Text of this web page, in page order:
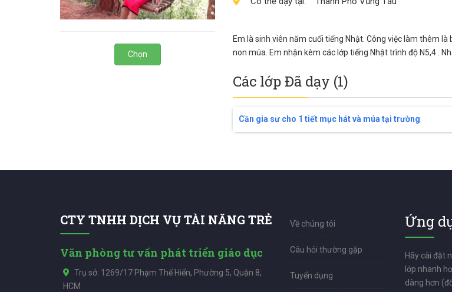
Chọn
Em là sinh viên năm cuối tiếng Nhật. Công việc làm thêm
non múa. Em nhận kèm các lớp tiếng Nhật trình độ N5,4 .
Các lớp Đã dạy (1)
Cần gia sư cho 1 tiết mục hát và múa tại trường
CTY TNHH DỊCH VỤ TÀI NĂNG TRẺ
Văn phòng tư vấn phát triển giáo dục
Trụ sở: 1269/17 Phạm Thế Hiển, Phường 5, Quận 8,
HCM
Về chúng tôi
Câu hỏi thường gặp
Tuyển dụng
Ứng
Hãy cài đặt
lớp nhanh
dàng hơn